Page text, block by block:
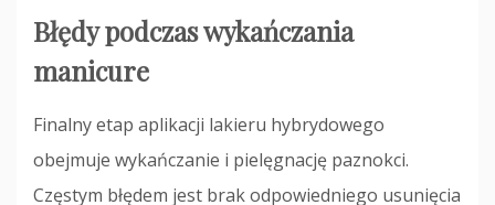
Błędy podczas wykańczania
manicure
Finalny etap aplikacji lakieru hybrydowego
obejmuje wykańczanie i pielęgnację paznokci.
Częstym błędem jest brak odpowiedniego usunięcia